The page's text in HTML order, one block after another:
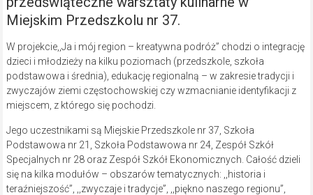
Miejskim Przedszkolu nr 37.
W projekcie,,Ja i mój region – kreatywna podróż” chodzi o integrację
dzieci i młodzieży na kilku poziomach (przedszkole, szkoła
podstawowa i średnia), edukację regionalną – w zakresie tradycji i
zwyczajów ziemi częstochowskiej czy wzmacnianie identyfikacji z
miejscem, z którego się pochodzi.
Jego uczestnikami są Miejskie Przedszkole nr 37, Szkoła
Podstawowa nr 21, Szkoła Podstawowa nr 24, Zespół Szkół
Specjalnych nr 28 oraz Zespół Szkół Ekonomicznych. Całość dzieli
się na kilka modułów – obszarów tematycznych: ,,historia i
teraźniejszość”, ,,zwyczaje i tradycje”, ,,piękno naszego regionu”,